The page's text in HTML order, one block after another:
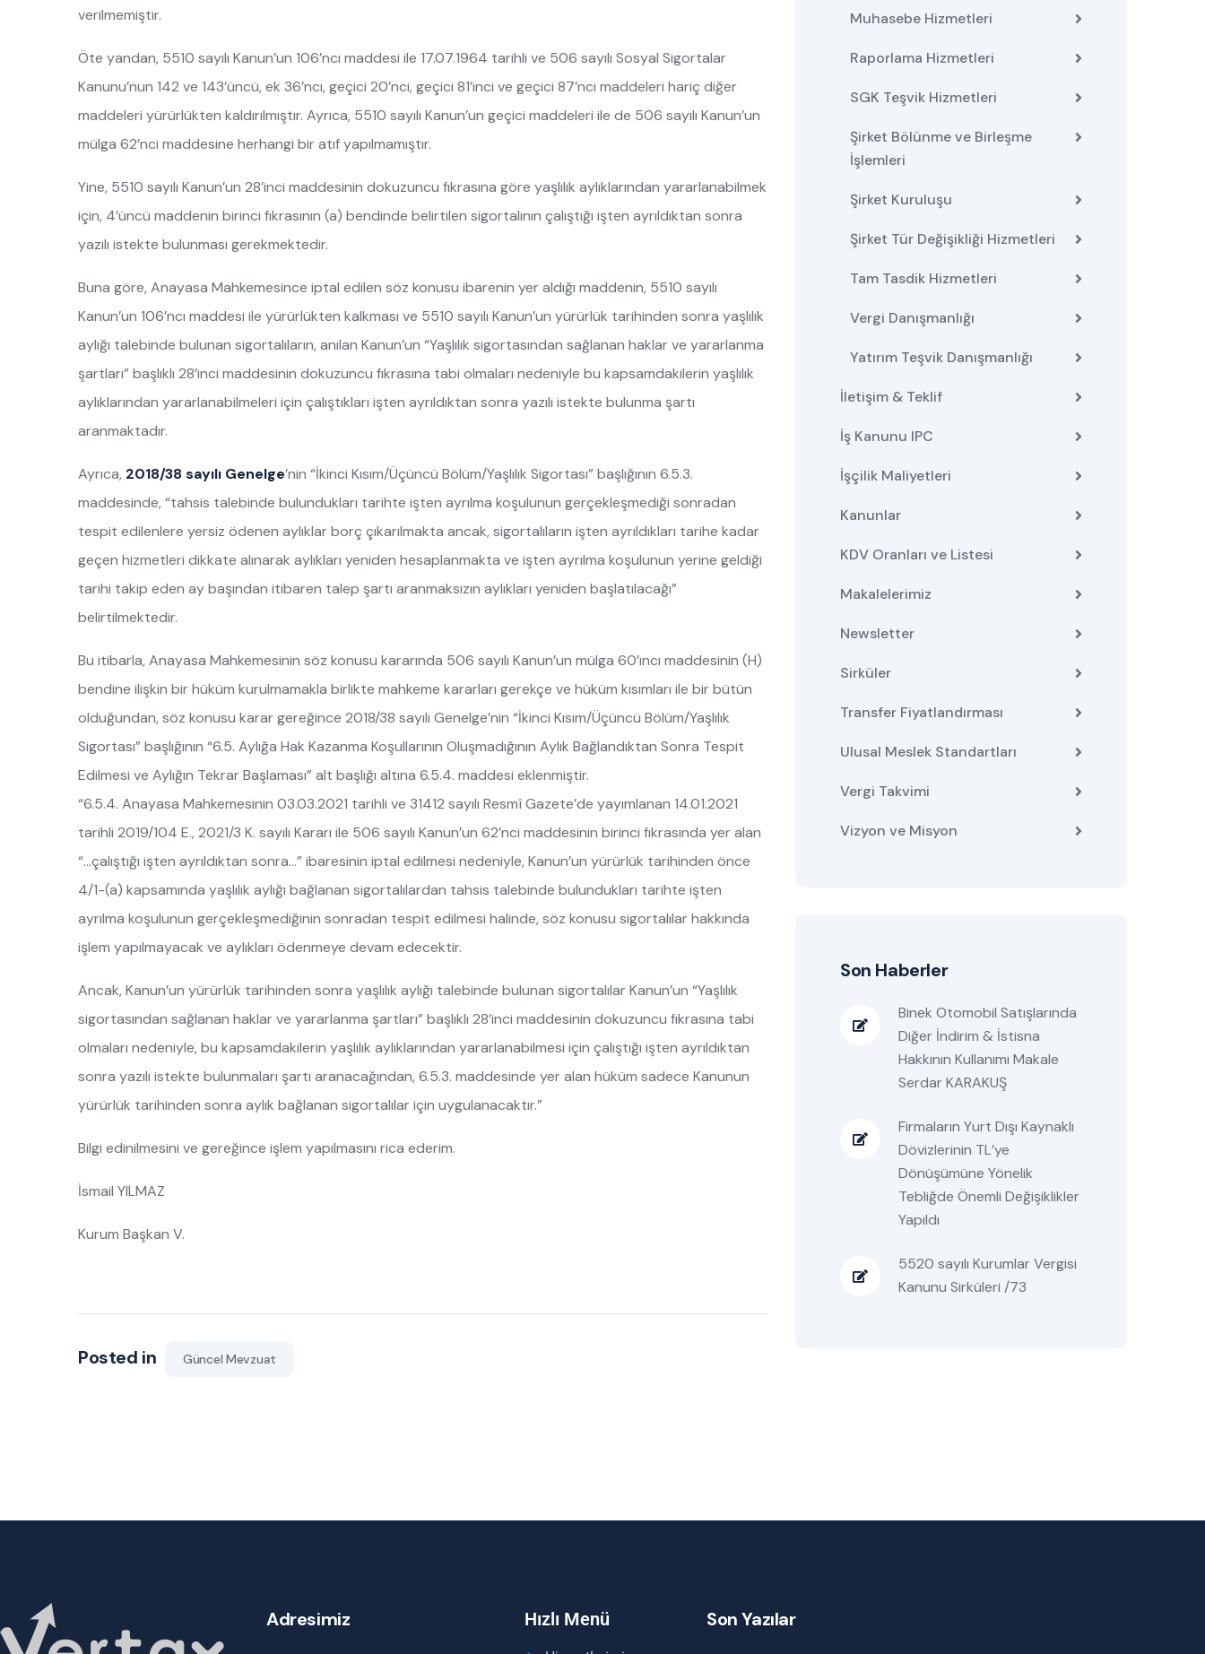
verilmemiştir.
Öte yandan, 5510 sayılı Kanun’un 106’ncı maddesi ile 17.07.1964 tarihli ve 506 sayılı Sosyal Sigortalar
Kanunu’nun 142 ve 143’üncü, ek 36’ncı, geçici 20’nci, geçici 81’inci ve geçici 87’nci maddeleri hariç diğer
maddeleri yürürlükten kaldırılmıştır. Ayrıca, 5510 sayılı Kanun’un geçici maddeleri ile de 506 sayılı Kanun’un
mülga 62’nci maddesine herhangi bir atıf yapılmamıştır.
Yine, 5510 sayılı Kanun’un 28’inci maddesinin dokuzuncu fıkrasına göre yaşlılık aylıklarından yararlanabilmek
için, 4’üncü maddenin birinci fıkrasının (a) bendinde belirtilen sigortalının çalıştığı işten ayrıldıktan sonra
yazılı istekte bulunması gerekmektedir.
Buna göre, Anayasa Mahkemesince iptal edilen söz konusu ibarenin yer aldığı maddenin, 5510 sayılı
Kanun’un 106’ncı maddesi ile yürürlükten kalkması ve 5510 sayılı Kanun’un yürürlük tarihinden sonra yaşlılık
aylığı talebinde bulunan sigortalıların, anılan Kanun’un “Yaşlılık sigortasından sağlanan haklar ve yararlanma
şartları” başlıklı 28’inci maddesinin dokuzuncu fıkrasına tabi olmaları nedeniyle bu kapsamdakilerin yaşlılık
aylıklarından yararlanabilmeleri için çalıştıkları işten ayrıldıktan sonra yazılı istekte bulunma şartı
aranmaktadır.
Ayrıca, 2018/38 sayılı Genelge’nin “İkinci Kısım/Üçüncü Bölüm/Yaşlılık Sigortası” başlığının 6.5.3.
maddesinde, “tahsis talebinde bulundukları tarihte işten ayrılma koşulunun gerçekleşmediği sonradan
tespit edilenlere yersiz ödenen aylıklar borç çıkarılmakta ancak, sigortalıların işten ayrıldıkları tarihe kadar
geçen hizmetleri dikkate alınarak aylıkları yeniden hesaplanmakta ve işten ayrılma koşulunun yerine geldiği
tarihi takip eden ay başından itibaren talep şartı aranmaksızın aylıkları yeniden başlatılacağı”
belirtilmektedir.
Bu itibarla, Anayasa Mahkemesinin söz konusu kararında 506 sayılı Kanun’un mülga 60’ıncı maddesinin (H)
bendine ilişkin bir hüküm kurulmamakla birlikte mahkeme kararları gerekçe ve hüküm kısımları ile bir bütün
olduğundan, söz konusu karar gereğince 2018/38 sayılı Genelge’nin “İkinci Kısım/Üçüncü Bölüm/Yaşlılık
Sigortası” başlığının “6.5. Aylığa Hak Kazanma Koşullarının Oluşmadığının Aylık Bağlandıktan Sonra Tespit
Edilmesi ve Aylığın Tekrar Başlaması” alt başlığı altına 6.5.4. maddesi eklenmiştir.
“6.5.4. Anayasa Mahkemesinin 03.03.2021 tarihli ve 31412 sayılı Resmî Gazete’de yayımlanan 14.01.2021
tarihli 2019/104 E., 2021/3 K. sayılı Kararı ile 506 sayılı Kanun’un 62’nci maddesinin birinci fıkrasında yer alan
“…çalıştığı işten ayrıldıktan sonra…” ibaresinin iptal edilmesi nedeniyle, Kanun’un yürürlük tarihinden önce
4/1-(a) kapsamında yaşlılık aylığı bağlanan sigortalılardan tahsis talebinde bulundukları tarihte işten
ayrılma koşulunun gerçekleşmediğinin sonradan tespit edilmesi halinde, söz konusu sigortalılar hakkında
işlem yapılmayacak ve aylıkları ödenmeye devam edecektir.
Ancak, Kanun’un yürürlük tarihinden sonra yaşlılık aylığı talebinde bulunan sigortalılar Kanun’un “Yaşlılık
sigortasından sağlanan haklar ve yararlanma şartları” başlıklı 28’inci maddesinin dokuzuncu fıkrasına tabi
olmaları nedeniyle, bu kapsamdakilerin yaşlılık aylıklarından yararlanabilmesi için çalıştığı işten ayrıldıktan
sonra yazılı istekte bulunmaları şartı aranacağından, 6.5.3. maddesinde yer alan hüküm sadece Kanunun
yürürlük tarihinden sonra aylık bağlanan sigortalılar için uygulanacaktır.”
Bilgi edinilmesini ve gereğince işlem yapılmasını rica ederim.
İsmail YILMAZ
Kurum Başkan V.
Posted in Güncel Mevzuat
Muhasebe Hizmetleri
Raporlama Hizmetleri
SGK Teşvik Hizmetleri
Şirket Bölünme ve Birleşme
İşlemleri
Şirket Kuruluşu
Şirket Tür Değişikliği Hizmetleri
Tam Tasdik Hizmetleri
Vergi Danışmanlığı
Yatırım Teşvik Danışmanlığı
İletişim & Teklif
İş Kanunu IPC
İşçilik Maliyetleri
Kanunlar
KDV Oranları ve Listesi
Makalelerimiz
Newsletter
Sirküler
Transfer Fiyatlandırması
Ulusal Meslek Standartları
Vergi Takvimi
Vizyon ve Misyon
Son Haberler
Binek Otomobil Satışlarında
Diğer İndirim & İstisna
Hakkının Kullanımı Makale
Serdar KARAKUŞ
Firmaların Yurt Dışı Kaynaklı
Dövizlerinin TL’ye
Dönüşümüne Yönelik
Tebliğde Önemli Değişiklikler
Yapıldı
5520 sayılı Kurumlar Vergisi
Kanunu Sirküleri /73
Adresimiz Hızlı Menü Son Yazılar